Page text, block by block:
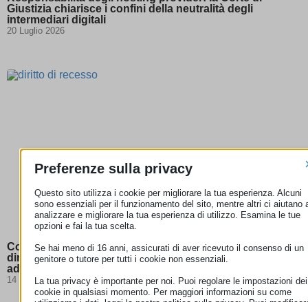
Giustizia chiarisce i confini della neutralità degli
intermediari digitali
20 Luglio 2026
Corte di giustizia UE: per gli abbonamenti streaming il
diritto di recesso non può essere escluso se l’offerta si
adatta al comportamento dell’utente
14 Luglio 2026
Preferenze sulla privacy
Questo sito utilizza i cookie per migliorare la tua esperienza. Alcuni
sono essenziali per il funzionamento del sito, mentre altri ci aiutano
analizzare e migliorare la tua esperienza di utilizzo. Esamina le tue
opzioni e fai la tua scelta.
Se hai meno di 16 anni, assicurati di aver ricevuto il consenso di un
genitore o tutore per tutti i cookie non essenziali.
La tua privacy è importante per noi. Puoi regolare le impostazioni dei
cookie in qualsiasi momento. Per maggiori informazioni su come